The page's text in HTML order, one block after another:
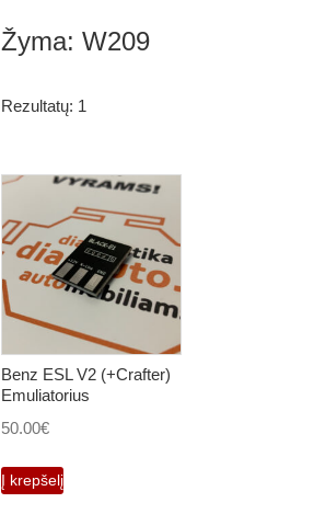
Žyma: W209
Rezultatų: 1
Benz ESL V2 (+Crafter)
Emuliatorius
50.00€
Į krepšelį